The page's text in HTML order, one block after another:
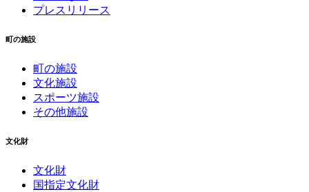
プレスリリース
町の施設
町の施設
文化施設
スポーツ施設
その他施設
文化財
文化財
国指定文化財